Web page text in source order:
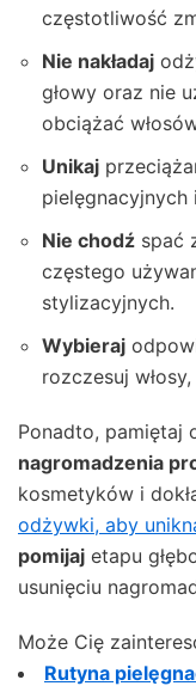
częstotliwość
Nie nakładaj
głowy oraz nie
obciążać
Unikaj
Nie chodź spać
częstego
stylizacyjnych.
Wybieraj
rozczesuj
Ponadto, pamiętaj
nagromadzenia
kosmetyków i
odżywki, aby
pomijaj etapu
usunięciu
Może Cię
Rutyna